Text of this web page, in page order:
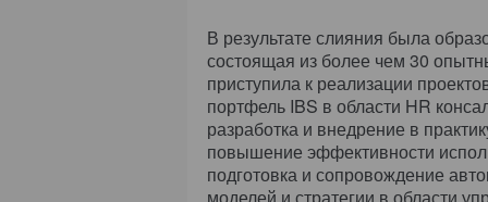
В результате слияния была
состоящая из более чем 30
приступила к реализации
портфель IBS в области HR
разработка и внедрение в
повышение эффективности
подготовка и сопровождение